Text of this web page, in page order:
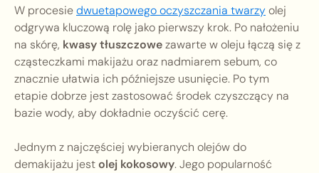
W procesiedwuetapowego oczyszczania twarzyolej
odgrywa kluczową rolę jako pierwszy krok. Po nałożeniu
na skórę, kwasy tłuszczowezawarte w oleju łączą się z
cząsteczkami makijażu oraz nadmiarem sebum, co
znacznie ułatwia ich późniejsze usunięcie. Po tym
etapie dobrze jest zastosować środek czyszczący na
bazie wody, aby dokładnie oczyścić cerę.
Jednym z najczęściej wybieranych olejów do
demakijażu jestolej kokosowy. Jego popularność